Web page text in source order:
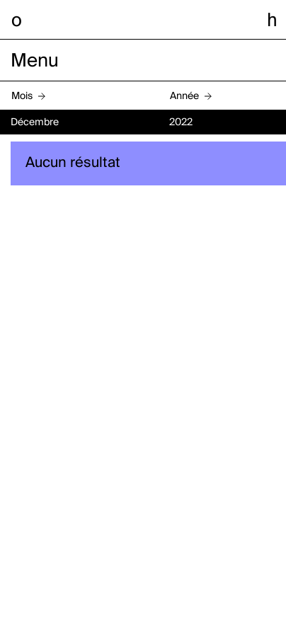
o h
Menu
Mois Année
Décembre 2022
Aucun résultat